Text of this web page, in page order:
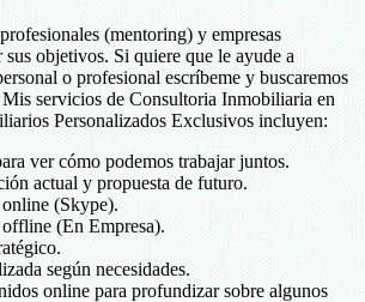
(mentoring) y empresas
objetivos. Si quiere que le ayude a
o profesional escríbeme y buscaremos
servicios de Consultoria Inmobiliaria en
Personalizados Exclusivos incluyen:
ver cómo podemos trabajar juntos.
actual y propuesta de futuro.
(Skype).
(En Empresa).
según necesidades.
online para profundizar sobre algunos